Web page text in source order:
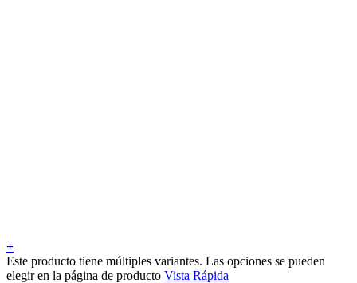
+
Este producto tiene múltiples variantes. Las opciones se pueden
elegir en la página de producto Vista Rápida